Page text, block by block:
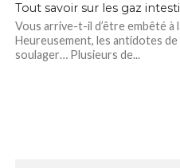
Tout savoir sur les gaz
Vous arrive-t-il d’être embêté à
Heureusement, les antidotes
soulager… Plusieurs de...